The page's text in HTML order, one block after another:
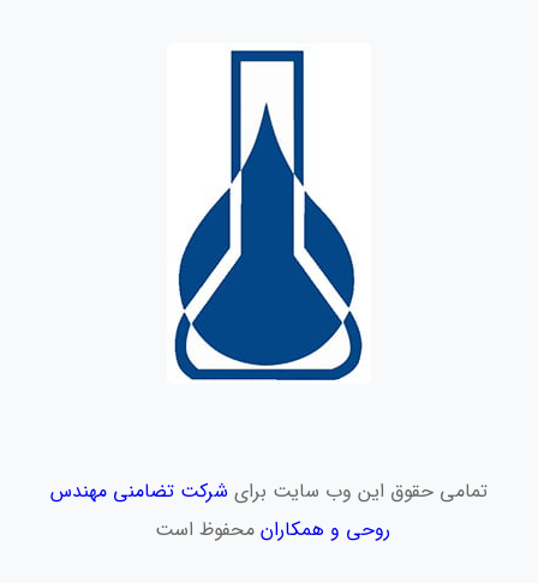
تمامی حقوق این وب سایت برایشرکت تضامنی مهندس
روحی و همکارانمحفوظ است